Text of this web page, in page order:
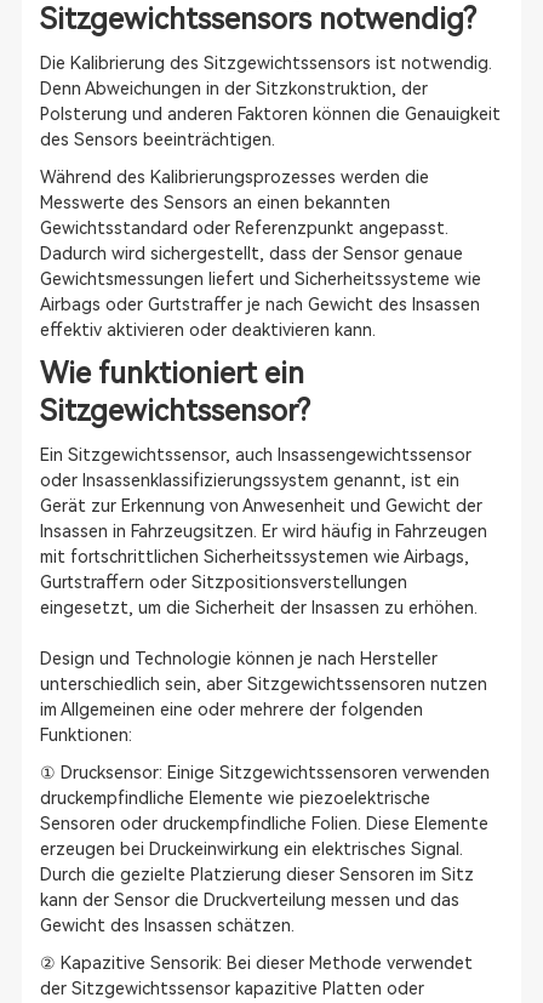
Sitzgewichtssensors notwendig?
Die Kalibrierung des Sitzgewichtssensors ist notwendig.
Denn Abweichungen in der Sitzkonstruktion, der
Polsterung und anderen Faktoren können die Genauigkeit
des Sensors beeinträchtigen.
Während des Kalibrierungsprozesses werden die
Messwerte des Sensors an einen bekannten
Gewichtsstandard oder Referenzpunkt angepasst.
Dadurch wird sichergestellt, dass der Sensor genaue
Gewichtsmessungen liefert und Sicherheitssysteme wie
Airbags oder Gurtstraffer je nach Gewicht des Insassen
effektiv aktivieren oder deaktivieren kann.
Wie funktioniert ein
Sitzgewichtssensor?
Ein Sitzgewichtssensor, auch Insassengewichtssensor
oder Insassenklassifizierungssystem genannt, ist ein
Gerät zur Erkennung von Anwesenheit und Gewicht der
Insassen in Fahrzeugsitzen. Er wird häufig in Fahrzeugen
mit fortschrittlichen Sicherheitssystemen wie Airbags,
Gurtstraffern oder Sitzpositionsverstellungen
eingesetzt, um die Sicherheit der Insassen zu erhöhen.
Design und Technologie können je nach Hersteller
unterschiedlich sein, aber Sitzgewichtssensoren nutzen
im Allgemeinen eine oder mehrere der folgenden
Funktionen:
① Drucksensor: Einige Sitzgewichtssensoren verwenden
druckempfindliche Elemente wie piezoelektrische
Sensoren oder druckempfindliche Folien. Diese Elemente
erzeugen bei Druckeinwirkung ein elektrisches Signal.
Durch die gezielte Platzierung dieser Sensoren im Sitz
kann der Sensor die Druckverteilung messen und das
Gewicht des Insassen schätzen.
② Kapazitive Sensorik: Bei dieser Methode verwendet
der Sitzgewichtssensor kapazitive Platten oder